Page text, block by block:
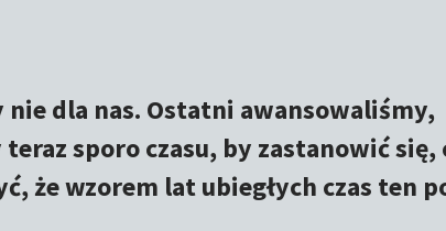
dla nas. Ostatni awansowaliśmy,
sporo czasu, by zastanowić się,
że wzorem lat ubiegłych czas ten